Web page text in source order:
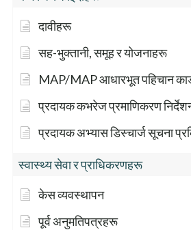
दावीहरू
सह-भुक्तानी, समूह र योजनाहरू
MAP/MAP आधारभूत पहिचान
प्रदायक कभरेज प्रमाणिकरण
प्रदायक अभ्यास डिस्चार्ज सूचना
स्वास्थ्य सेवा र प्राधिकरणहरू
केस व्यवस्थापन
पूर्व अनुमतिपत्रहरू